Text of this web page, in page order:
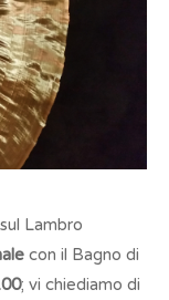
Lambro
con il Bagno di
; vi chiediamo di